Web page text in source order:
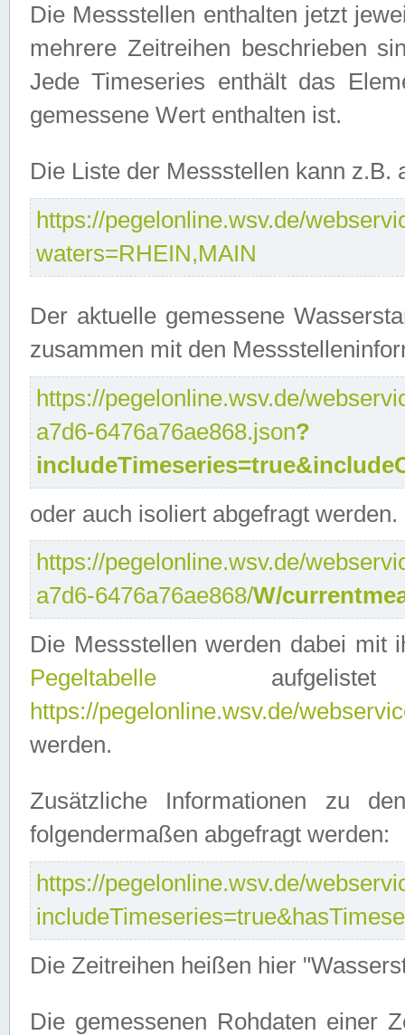
Die Messstellen enthalten jetzt
mehrere Zeitreihen beschrieben
Jede Timeseries enthält das
gemessene Wert enthalten ist.
Die Liste der Messstellen kann
https://pegelonline.wsv.de/
waters=RHEIN,MAIN
Der aktuelle gemessene
zusammen mit den
https://pegelonline.wsv.de/
a7d6-6476a76ae868.json?
oder auch isoliert abgefragt werden.
https://pegelonline.wsv.de/
a7d6-6476a76ae868/W/
Die Messstellen werden dabei mit
Pegeltabelle
https://pegelonline.wsv.de/
werden.
Zusätzliche Informationen zu
folgendermaßen abgefragt werden:
https://pegelonline.wsv.de/
Die Zeitreihen heißen hier
Die gemessenen Rohdaten einer